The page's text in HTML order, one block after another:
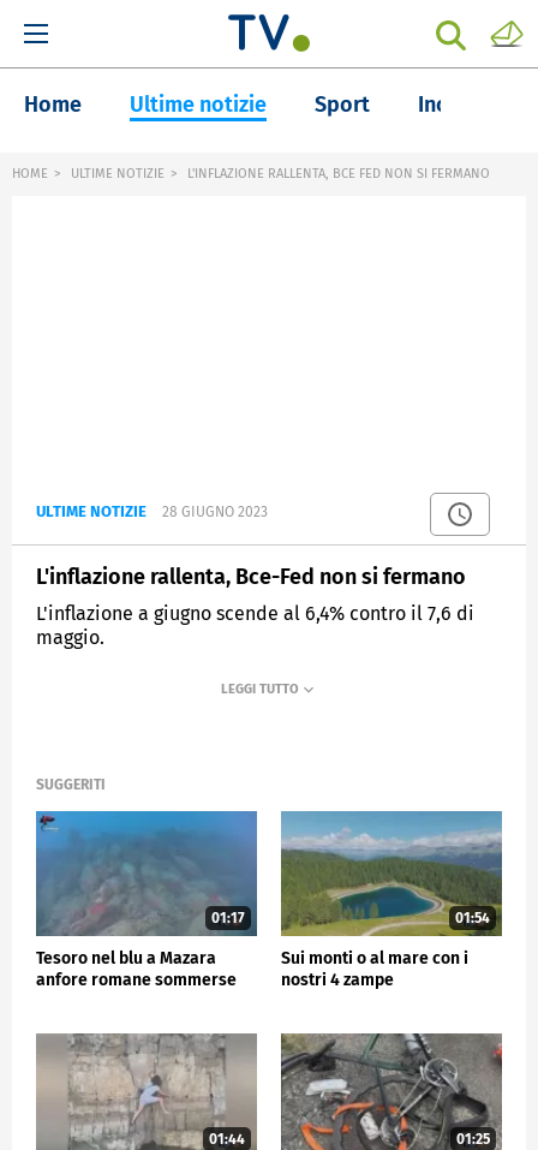
Home Ultime notizie Sport Inchieste
HOME ULTIME NOTIZIE L'INFLAZIONE RALLENTA, BCE FED NON SI FERMANO
ULTIME NOTIZIE 28 GIUGNO 2023
L'inflazione rallenta, Bce-Fed non si fermano
L'inflazione a giugno scende al 6,4% contro il 7,6 di
maggio.
SUGGERITI
01:17
Tesoro nel blu a Mazara
anfore romane sommerse
01:54
Sui monti o al mare con i
nostri 4 zampe
01:44 01:25